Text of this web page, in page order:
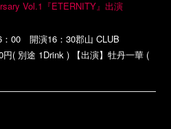
Vol.1『ETERNITY』出演
：00 開演16：30郡山 CLUB
( 別途 1Drink ) 【出演】牡丹一華 (